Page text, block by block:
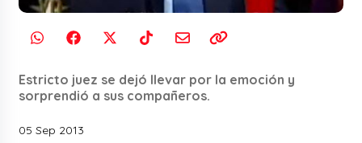
Estricto juez se dejó llevar por la emoción y
sorprendió a sus compañeros.
05 Sep 2013